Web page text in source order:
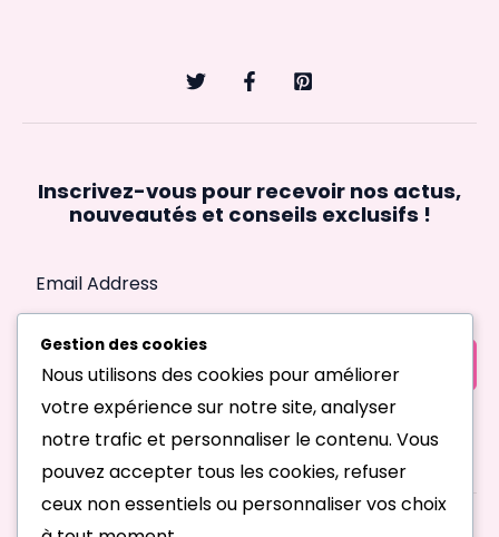
Inscrivez-vous pour recevoir nos actus,
nouveautés et conseils exclusifs !
SUBSCRIBE
Tous droits réservés © 2026 MoodFeminin.com
Gestion des cookies
Nous utilisons des cookies pour améliorer
votre expérience sur notre site, analyser
notre trafic et personnaliser le contenu. Vous
pouvez accepter tous les cookies, refuser
ceux non essentiels ou personnaliser vos choix